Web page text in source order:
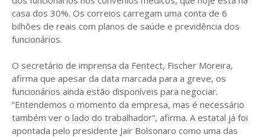
casa dos 30%. Os correios carregam uma conta de 6
bilhões de reais com planos de saúde e previdência dos
funcionários.
O secretário de imprensa da Fentect, Fischer Moreira,
afirma que apesar da data marcada para a greve, os
funcionários ainda estão disponíveis para negociar.
“Entendemos o momento da empresa, mas é necessário
também ver o lado do trabalhador”, afirma. A estatal já foi
apontada pelo presidente Jair Bolsonaro como uma das